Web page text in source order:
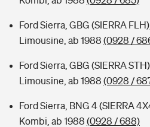
Ford Sierra, GBG (SIERRA
Limousine, ab 1988 (0928 /
Ford Sierra, GBG (SIERRA
Limousine, ab 1988 (0928 /
Ford Sierra, BNG 4 (SIERRA
Kombi, ab 1988 (0928 / 688)